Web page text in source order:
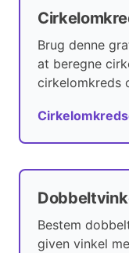
Brug denne
at beregne
cirkelomkreds
Bestem
given vinkel